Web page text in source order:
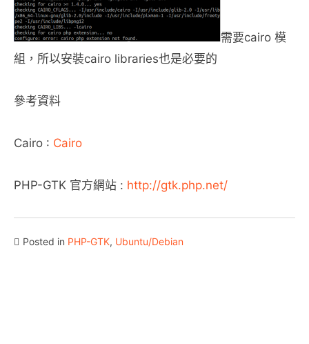
需要cairo 模
組，所以安裝cairo libraries也是必要的
參考資料
Cairo : Cairo
PHP-GTK 官方網站 : http://gtk.php.net/
Posted in PHP-GTK, Ubuntu/Debian